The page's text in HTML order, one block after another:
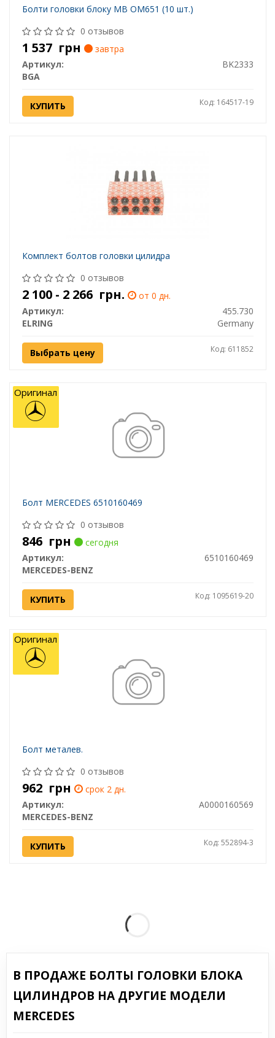
Болти головки блоку MB OM651 (10 шт.)
0 отзывов
1 537 грн
завтра
Артикул:
BK2333
BGA
КУПИТЬ Код: 164517-19
Комплект болтов головки цилидра
0 отзывов
2 100 - 2 266 грн.
от 0 дн.
Артикул:
455.730
ELRING
Germany
Выбрать цену Код: 611852
Болт MERCEDES 6510160469
0 отзывов
846 грн
сегодня
Артикул:
6510160469
MERCEDES-BENZ
КУПИТЬ Код: 1095619-20
Оригинал
Болт металев.
0 отзывов
962 грн
срок 2 дн.
Артикул:
A0000160569
MERCEDES-BENZ
КУПИТЬ Код: 552894-3
Оригинал
В ПРОДАЖЕ БОЛТЫ ГОЛОВКИ БЛОКА
ЦИЛИНДРОВ НА ДРУГИЕ МОДЕЛИ
MERCEDES